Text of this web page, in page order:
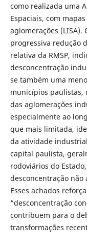
como realizada uma
Espaciais, com
aglomerações
progressiva redução
relativa da RMSP,
desconcentração
se também uma
municípios paulistas,
das aglomerações
especialmente ao
que mais limitada,
da atividade
capital paulista,
rodoviários do
desconcentração não
Esses achados
“desconcentração
contribuem para o
transformações